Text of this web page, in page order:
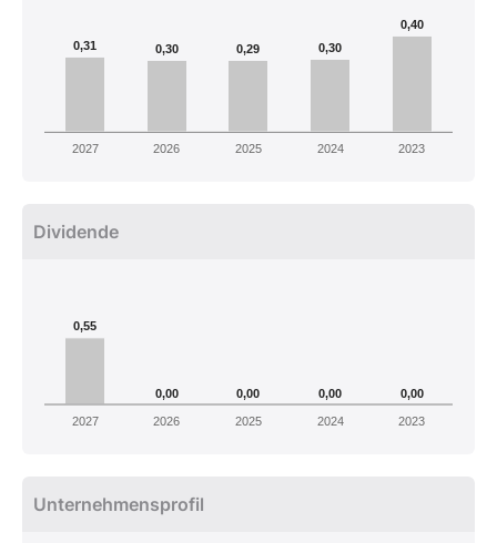
0,31 0,30 0,29 0,30
0,40
2027 2026 2025 2024 2023
Dividende
0,55
0,00 0,00 0,00 0,00
2027 2026 2025 2024 2023
Unternehmensprofil